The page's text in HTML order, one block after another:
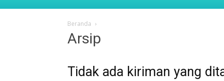
Beranda
Arsip
Tidak ada kiriman yang